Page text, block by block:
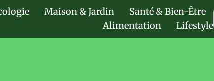
Maison & Jardin
Santé & Bien-Être
Alimentation
Lifestyle